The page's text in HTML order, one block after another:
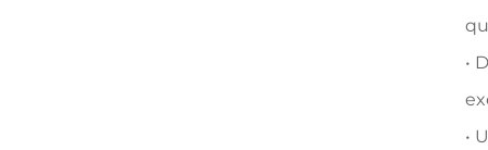
•
•